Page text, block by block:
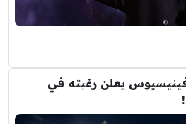
فينيسيوس يعلن رغبته في